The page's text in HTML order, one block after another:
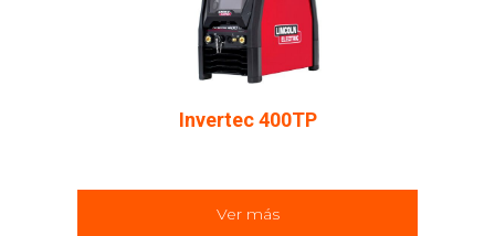
Invertec 400TP
Ver más